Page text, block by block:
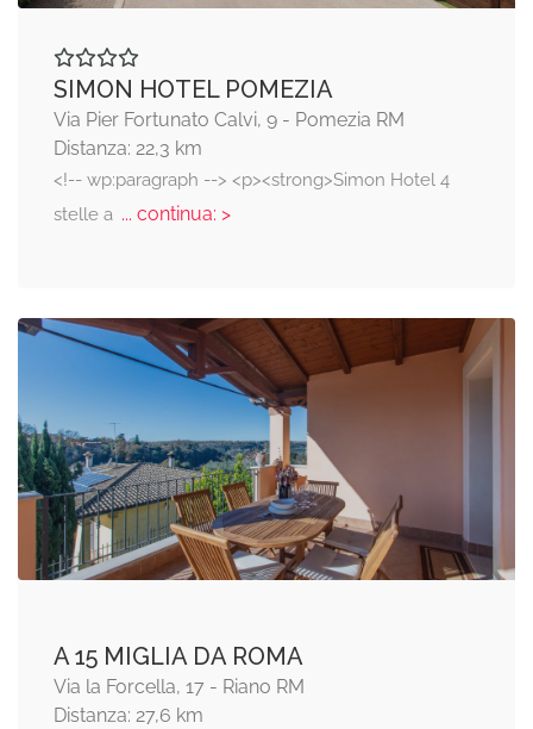
SIMON HOTEL POMEZIA
Via Pier Fortunato Calvi, 9 - Pomezia RM
Distanza: 22,3 km
<!-- wp:paragraph --> <p><strong>Simon Hotel 4
stelle a... continua: >
A 15 MIGLIA DA ROMA
Via la Forcella, 17 - Riano RM
Distanza: 27,6 km